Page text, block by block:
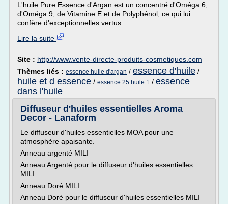
L'huile Pure Essence d'Argan est un concentré d'Oméga 6,
d'Oméga 9, de Vitamine E et de Polyphénol, ce qui lui
confère d'exceptionnelles vertus...
Lire la suite
Site : http://www.vente-directe-produits-cosmetiques.com
Thèmes liés : essence huile d'argan / essence d'huile /
huile et d essence / essence 25 huile 1 / essence
dans l'huile
Diffuseur d'huiles essentielles Aroma
Decor - Lanaform
Le diffuseur d'huiles essentielles MOA pour une
atmosphère apaisante.
Anneau argenté MILI
Anneau Argenté pour le diffuseur d'huiles essentielles
MILI
Anneau Doré MILI
Anneau Doré pour le diffuseur d'huiles essentielles MILI